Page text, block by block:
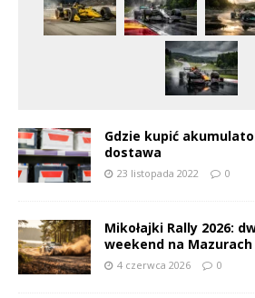
Gdzie kupić
dostawa
23 listopada 2022 0
Mikołajki Rally 2026:
weekend na Mazurach
4 czerwca 2026 0